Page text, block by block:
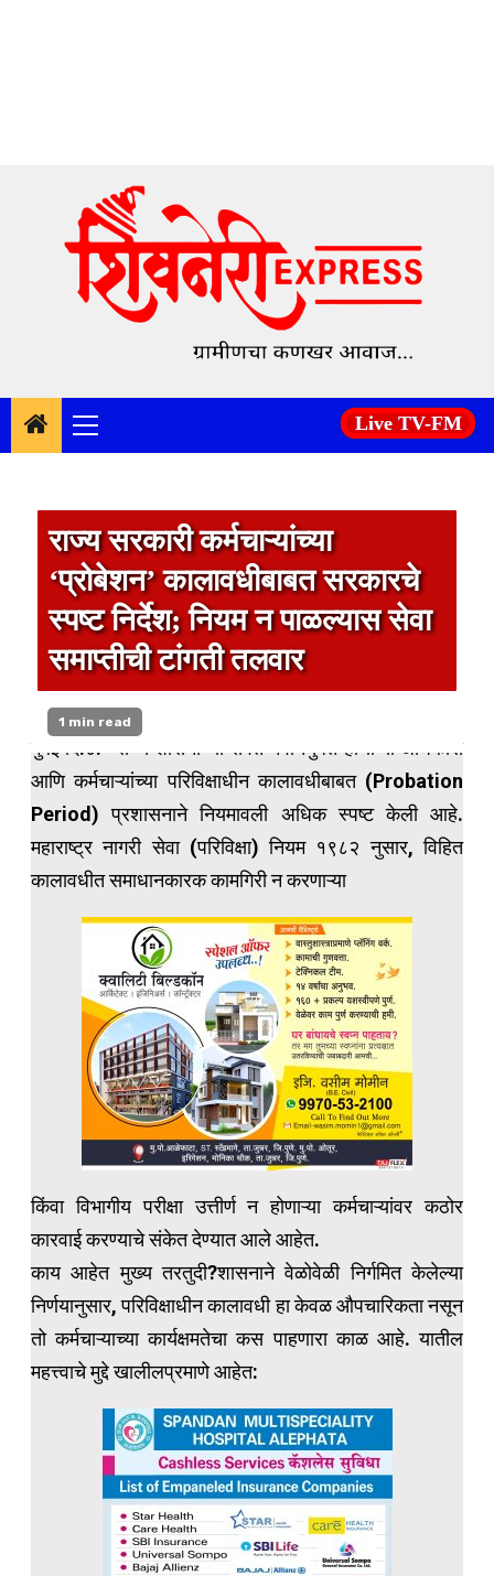
content
Primary
Menu
Live TV-FM
राज्य सरकारी कर्मचाऱ्यांच्या
‘प्रोबेशन’ कालावधीबाबत सरकारचे
स्पष्ट निर्देश; नियम न पाळल्यास सेवा
समाप्तीची टांगती तलवार
1 min read
मुंबई दि.८:- राज्य शासनाच्या सेवेत नवनियुक्त होणाऱ्या अधिकारी
आणि कर्मचाऱ्यांच्या परिविक्षाधीन कालावधीबाबत (Probation
Period) प्रशासनाने नियमावली अधिक स्पष्ट केली आहे.
महाराष्ट्र नागरी सेवा (परिविक्षा) नियम १९८२ नुसार, विहित
कालावधीत समाधानकारक कामगिरी न करणाऱ्या
किंवा विभागीय परीक्षा उत्तीर्ण न होणाऱ्या कर्मचाऱ्यांवर कठोर
कारवाई करण्याचे संकेत देण्यात आले आहेत.
काय आहेत मुख्य तरतुदी?शासनाने वेळोवेळी निर्गमित केलेल्या
निर्णयानुसार, परिविक्षाधीन कालावधी हा केवळ औपचारिकता नसून
तो कर्मचाऱ्याच्या कार्यक्षमतेचा कस पाहणारा काळ आहे. यातील
महत्त्वाचे मुद्दे खालीलप्रमाणे आहेत: